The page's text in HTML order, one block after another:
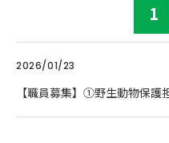
1
2026/01/23
【職員募集】①野生動物保